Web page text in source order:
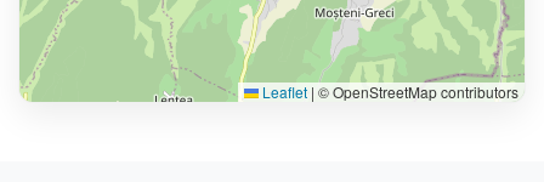
Leaflet | © OpenStreetMap contributors